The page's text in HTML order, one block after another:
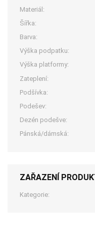
Materiál:
Šířka:
Barva:
Výška podpatku:
Výška platformy:
Zateplení:
Podšívka:
Podešev:
Dezén podešve:
Pánská/dámská:
ZAŘAZENÍ
Kategorie: